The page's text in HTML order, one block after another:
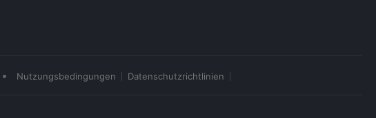
• Nutzungsbedingungen Datenschutzrichtlinien